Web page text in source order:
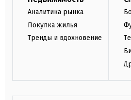
Аналитика рынка
Покупка жилья
Тренды и вдохновение